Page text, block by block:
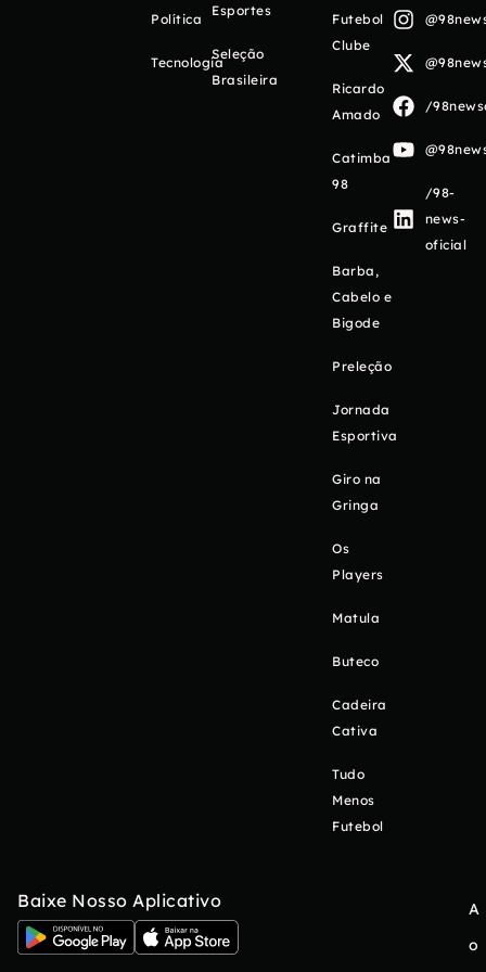
Política
Tecnologia
Esportes
Seleção
Brasileira
Futebol
Clube
Ricardo
Amado
Catimba
98
Graffite
Barba,
Cabelo e
Bigode
Preleção
Jornada
Esportiva
Giro na
Gringa
Os
Players
Matula
Buteco
Cadeira
Cativa
Tudo
Menos
Futebol
/
/98-
news-
oficial
Baixe Nosso Aplicativo
A
o